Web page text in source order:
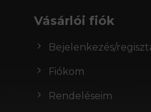
Vásárlói fiók
Bejelenkezés/
Fiókom
Rendeléseim